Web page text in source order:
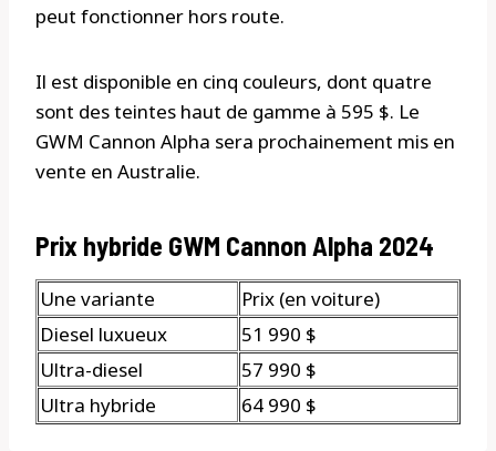
peut fonctionner hors route.
Il est disponible en cinq couleurs, dont quatre
sont des teintes haut de gamme à 595 $. Le
GWM Cannon Alpha sera prochainement mis en
vente en Australie.
Prix ​​​​hybride GWM Cannon Alpha 2024
Une variante
Prix ​​(en voiture)
Diesel luxueux
51 990 $
Ultra-diesel
57 990 $
Ultra hybride
64 990 $